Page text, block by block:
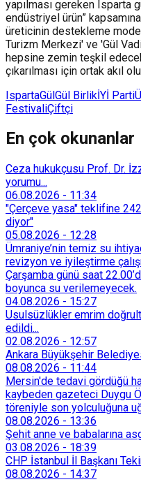
yapılması gereken Isparta
endüstriyel ürün”
üreticinin destekleme
Turizm Merkezi' ve 'Gül
hepsine zemin teşkil
çıkarılması için ortak akıl
IspartaGülGül BirlikİYİ Parti
FestivaliÇiftçi
En çok okunanlar
Ceza hukukçusu Prof. Dr.
yorumu...
06.08.2026 - 11:34
"Çerçeve yasa" teklifine
diyor"
05.08.2026 - 12:28
Ümraniye’nin temiz su
revizyon ve iyileştirme
Çarşamba günü saat
boyunca su verilemeyecek.
04.08.2026 - 15:27
Usulsüzlükler emrim
edildi...
02.08.2026 - 12:57
Ankara Büyükşehir
08.08.2026 - 11:44
Mersin'de tedavi gördüğü
kaybeden gazeteci Duygu
töreniyle son yolculuğuna
08.08.2026 - 13:36
Şehit anne ve babalarına
03.08.2026 - 18:39
CHP İstanbul İl Başkanı
08.08.2026 - 14:37